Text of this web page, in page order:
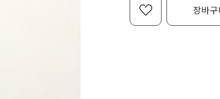
장바구